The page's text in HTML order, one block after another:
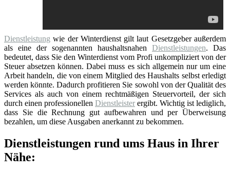
Dienstleistung wie der Winterdienst gilt laut Gesetzgeber außerdem
als eine der sogenannten haushaltsnahen Dienstleistungen. Das
bedeutet, dass Sie den Winterdienst vom Profi unkompliziert von der
Steuer absetzen können. Dabei muss es sich allgemein nur um eine
Arbeit handeln, die von einem Mitglied des Haushalts selbst erledigt
werden könnte. Dadurch profitieren Sie sowohl von der Qualität des
Services als auch von einem rechtmäßigen Steuervorteil, der sich
durch einen professionellen Dienstleister ergibt. Wichtig ist lediglich,
dass Sie die Rechnung gut aufbewahren und per Überweisung
bezahlen, um diese Ausgaben anerkannt zu bekommen.
Dienstleistungen rund ums Haus in Ihrer
Nähe: